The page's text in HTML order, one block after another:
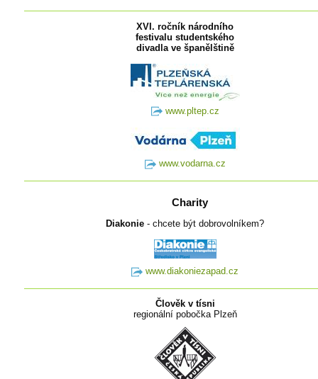
XVI. ročník národního
festivalu studentského
divadla ve španělštině
www.pltep.cz
www.vodarna.cz
Charity
Diakonie - chcete být dobrovolníkem?
www.diakoniezapad.cz
Člověk v tísni
regionální pobočka Plzeň